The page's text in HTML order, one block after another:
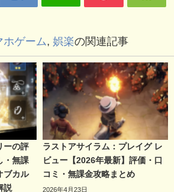
ホゲーム, 娯楽の関連記事
ーの評
・無課
ブカル
説
ラストアサイラム：プレイグ レ
ビュー【2026年最新】評価・口
コミ・無課金攻略まとめ
2026年4月23日